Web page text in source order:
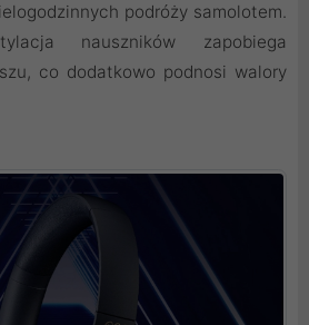
podróży samolotem.
nauszników zapobiega
co dodatkowo podnosi walory